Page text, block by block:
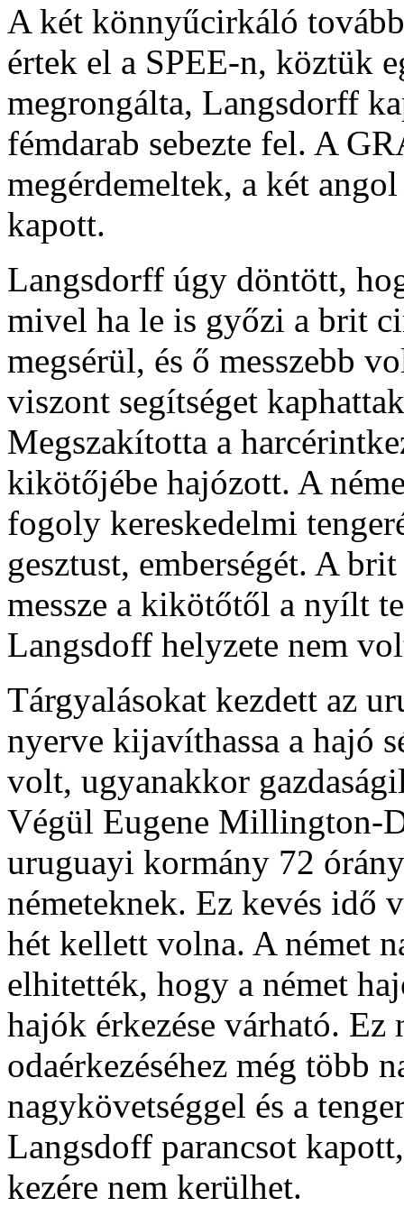
A két könnyűcirkáló
értek el a SPEE-n, köztük
megrongálta, Langsdorff
fémdarab sebezte fel. A
megérdemeltek, a két
kapott.
Langsdorff úgy döntött,
mivel ha le is győzi a brit
megsérül, és ő messzebb
viszont segítséget
Megszakította a
kikötőjébe hajózott. A
fogoly kereskedelmi
gesztust, emberségét. A
messze a kikötőtől a nyílt
Langsdoff helyzete nem
Tárgyalásokat kezdett az
nyerve kijavíthassa a hajó
volt, ugyanakkor
Végül Eugene Millington-
uruguayi kormány 72
németeknek. Ez kevés idő
hét kellett volna. A német
elhitették, hogy a német
hajók érkezése várható.
odaérkezéséhez még több
nagykövetséggel és a
Langsdoff parancsot
kezére nem kerülhet.